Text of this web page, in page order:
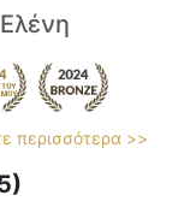
περισσότερα >>